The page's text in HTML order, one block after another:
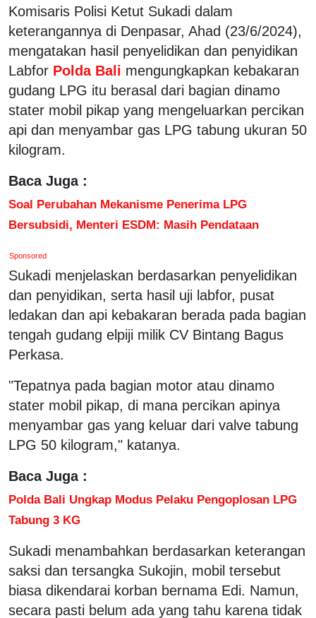
Komisaris Polisi Ketut Sukadi dalam
keterangannya di Denpasar, Ahad (23/6/2024),
mengatakan hasil penyelidikan dan penyidikan
Labfor Polda Bali mengungkapkan kebakaran
gudang LPG itu berasal dari bagian dinamo
stater mobil pikap yang mengeluarkan percikan
api dan menyambar gas LPG tabung ukuran 50
kilogram.
Baca Juga :
Soal Perubahan Mekanisme Penerima LPG
Bersubsidi, Menteri ESDM: Masih Pendataan
Sponsored
Sukadi menjelaskan berdasarkan penyelidikan
dan penyidikan, serta hasil uji labfor, pusat
ledakan dan api kebakaran berada pada bagian
tengah gudang elpiji milik CV Bintang Bagus
Perkasa.
"Tepatnya pada bagian motor atau dinamo
stater mobil pikap, di mana percikan apinya
menyambar gas yang keluar dari valve tabung
LPG 50 kilogram," katanya.
Baca Juga :
Polda Bali Ungkap Modus Pelaku Pengoplosan LPG
Tabung 3 KG
Sukadi menambahkan berdasarkan keterangan
saksi dan tersangka Sukojin, mobil tersebut
biasa dikendarai korban bernama Edi. Namun,
secara pasti belum ada yang tahu karena tidak